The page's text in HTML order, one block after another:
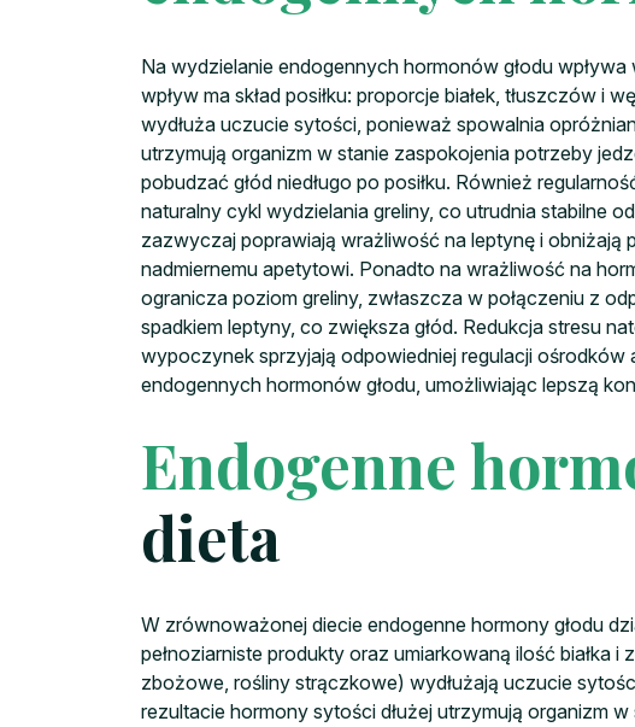
Na wydzielanie endogennych hormonów głodu
wpływ ma skład posiłku: proporcje białek, tłuszczów i
wydłuża uczucie sytości, ponieważ spowalnia
utrzymują organizm w stanie zaspokojenia potrzeby
pobudzać głód niedługo po posiłku. Również
naturalny cykl wydzielania greliny, co utrudnia stabilne
zazwyczaj poprawiają wrażliwość na leptynę i obniżają
nadmiernemu apetytowi. Ponadto na wrażliwość na
ogranicza poziom greliny, zwłaszcza w połączeniu z
spadkiem leptyny, co zwiększa głód. Redukcja stresu
wypoczynek sprzyjają odpowiedniej regulacji
endogennych hormonów głodu, umożliwiając lepszą
Endogenne
dieta
W zrównoważonej diecie endogenne hormony głodu
pełnoziarniste produkty oraz umiarkowaną ilość białka
zbożowe, rośliny strączkowe) wydłużają uczucie
rezultacie hormony sytości dłużej utrzymują organizm